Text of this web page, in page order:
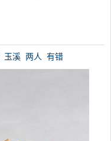
玉溪 两人 有错